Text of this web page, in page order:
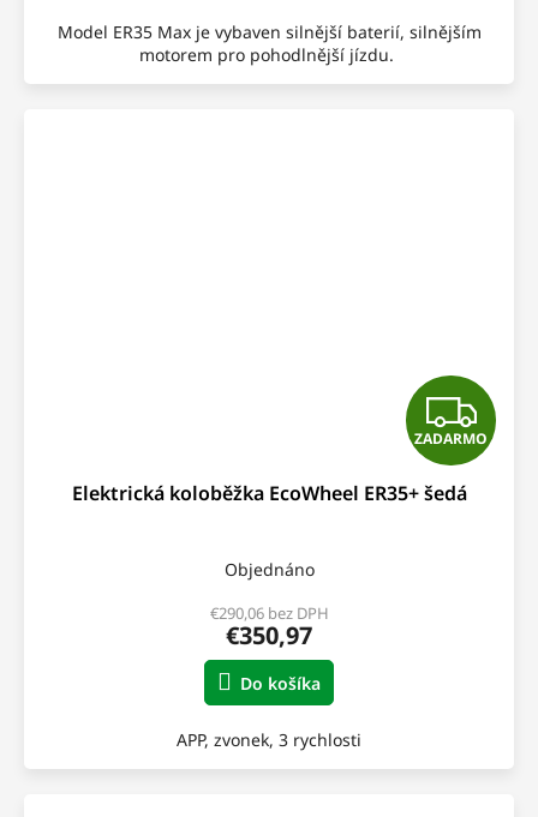
Model ER35 Max je vybaven silnější baterií, silnějším
motorem pro pohodlnější jízdu.
Z
A
ZADARMO
Elektrická koloběžka EcoWheel ER35+ šedá
Objednáno
€290,06 bez DPH
€350,97
Do košíka
APP, zvonek, 3 rychlosti